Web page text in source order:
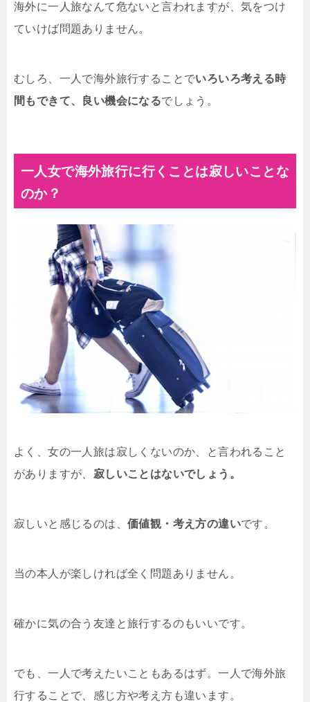
海外に一人旅なんて危ないと言われますが、気をつけ
ていけば問題ありません。
むしろ、一人で海外旅行することでいろいろ考える時
間もできて、良い機会になるでしょう。
一人女で海外旅行に行くことは寂しいことな
のか？
よく、女の一人旅は寂しくないのか、と言われること
がありますが、 寂しいことはないでしょう。
寂しいと感じるのは、 価値観・考え方の違いです。
当の本人が楽しければ全く問題ありません。
確かに気の合う友達と旅行するのもいいです。
でも、一人で考えたいこともあるはず。一人で海外旅
行することで、感じ方や考え方も違います。